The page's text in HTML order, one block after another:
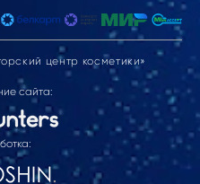
центр косметики»
сайта: